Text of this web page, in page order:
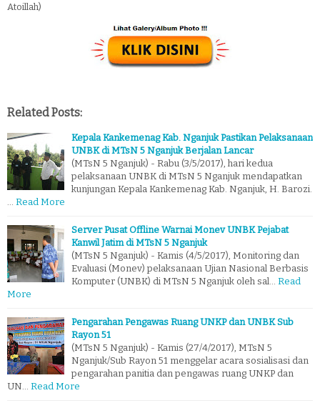
Atoillah)
Related Posts:
Kepala Kankemenag Kab. Nganjuk Pastikan Pelaksanaan
UNBK di MTsN 5 Nganjuk Berjalan Lancar
(MTsN 5 Nganjuk) - Rabu (3/5/2017), hari kedua
pelaksanaan UNBK di MTsN 5 Nganjuk mendapatkan
kunjungan Kepala Kankemenag Kab. Nganjuk, H. Barozi.
… Read More
Server Pusat Offline Warnai Monev UNBK Pejabat
Kanwil Jatim di MTsN 5 Nganjuk
(MTsN 5 Nganjuk) - Kamis (4/5/2017), Monitoring dan
Evaluasi (Monev) pelaksanaan Ujian Nasional Berbasis
Komputer (UNBK) di MTsN 5 Nganjuk oleh sal… Read
More
Pengarahan Pengawas Ruang UNKP dan UNBK Sub
Rayon 51
(MTsN 5 Nganjuk) - Kamis (27/4/2017), MTsN 5
Nganjuk/Sub Rayon 51 menggelar acara sosialisasi dan
pengarahan panitia dan pengawas ruang UNKP dan
UN… Read More